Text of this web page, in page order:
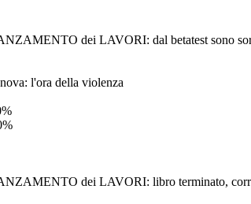
dei LAVORI: dal betatest sono
l'ora della violenza
dei LAVORI: libro terminato,